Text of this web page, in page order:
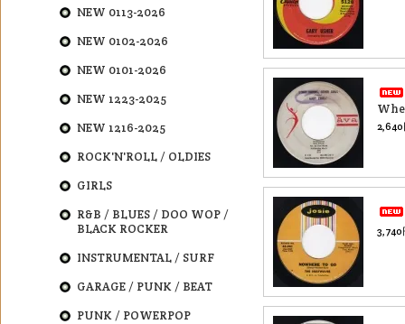
2,640
3,740
NEW 0113-2026
NEW 0102-2026
NEW 0101-2026
NEW 1223-2025
NEW 1216-2025
ROCK'N'ROLL / OLDIES
GIRLS
R&B / BLUES / DOO WOP /
BLACK ROCKER
INSTRUMENTAL / SURF
GARAGE / PUNK / BEAT
PUNK / POWERPOP